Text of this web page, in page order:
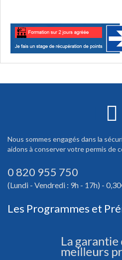
Nous sommes engagés dans la
aidons à conserver votre permis de
0 820 955 750
(Lundi - Vendredi : 9h - 17h) -
Les Programmes et